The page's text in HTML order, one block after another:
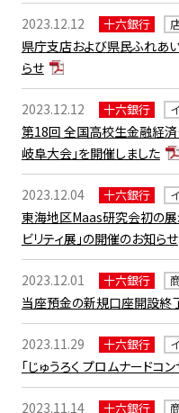
2023.12.12 十六銀行
県庁支店および県民ふれ
らせ
2023.12.12 十六銀行
第18回 全国高校生金融経済
岐阜大会」を開催しました
2023.12.04 十六銀行
東海地区Maas研究会初の展
ビリティ展」の開催のお知らせ
2023.12.01 十六銀行
当座預金の新規口座開設終
2023.11.29 十六銀行
「じゅうろく プロムナードコ
2023.11.14 十六銀行